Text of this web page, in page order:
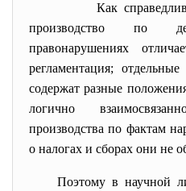
Как
производство по
правонарушениях
регламентация;
содержат разные
логично
производства по фактам
о налогах и сборах они не
Поэтому в научной